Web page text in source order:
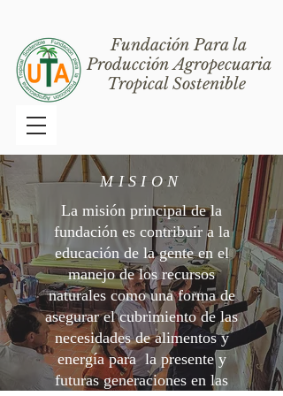
Fundación Para la
Producción Agropecuaria
Tropical Sostenible
MISION
La misión principal de la
fundación es contribuir a la
educación de la gente en el
manejo de los recursos
naturales como una forma de
asegurar el cubrimiento de las
necesidades de alimentos y
energía para la presente y
futuras generaciones en las